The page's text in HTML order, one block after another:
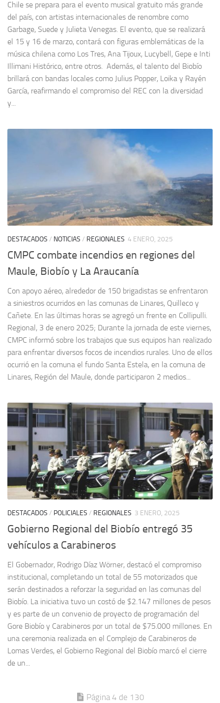
Chile se prepara para el evento musical gratuito más grande
del país, con artistas internacionales de renombre como
Garbage, Suede y Julieta Venegas. El evento, que se realizará
el 15 y 16 de marzo, contará con figuras emblemáticas de la
música chilena como Los Tres, Ana Tijoux, Lucybell, Gepe e Inti
Illimani Histórico, entre otros. Además, el talento del Biobío
brillará con bandas locales como Julius Popper, Loika y Rayén
García, reafirmando el compromiso del REC con la diversidad
y...
DESTACADOS / NOTICIAS / REGIONALES 4 ENERO, 2025
CMPC combate incendios en regiones del
Maule, Biobío y La Araucanía
Con apoyo aéreo, alrededor de 150 brigadistas se enfrentaron
a siniestros ocurridos en las comunas de Linares, Quilleco y
Cañete. En las últimas horas se agregó un frente en Collipulli.
Regional, 3 de enero 2025; Durante la jornada de este viernes,
CMPC informó sobre los trabajos que sus equipos han realizado
para enfrentar diversos focos de incendios rurales. Uno de ellos
ocurrió en la comuna el fundo Santa Estela, en la comuna de
Linares, Región del Maule, donde participaron 2 medios...
DESTACADOS / POLICIALES / REGIONALES 3 ENERO, 2025
Gobierno Regional del Biobío entregó 35
vehículos a Carabineros
El Gobernador, Rodrigo Díaz Wörner, destacó el compromiso
institucional, completando un total de 55 motorizados que
serán destinados a reforzar la seguridad en las comunas del
Biobío. La iniciativa tuvo un costó de $2.147 millones de pesos
y es parte de un convenio de proyecto de programación del
Gore Biobío y Carabineros por un total de $75.000 millones. En
una ceremonia realizada en el Complejo de Carabineros de
Lomas Verdes, el Gobierno Regional del Biobío marcó el cierre
de un...
Página 4 de 130